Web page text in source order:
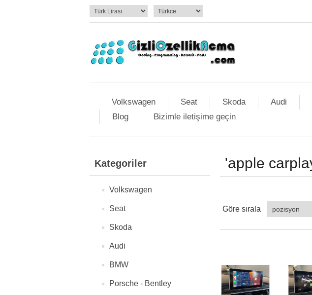
Volkswagen Seat Skoda Audi
Blog
Bizimle iletişime geçin
Kategoriler
Volkswagen
Seat
Skoda
Audi
BMW
Porsche - Bentley
'apple
Göre sırala